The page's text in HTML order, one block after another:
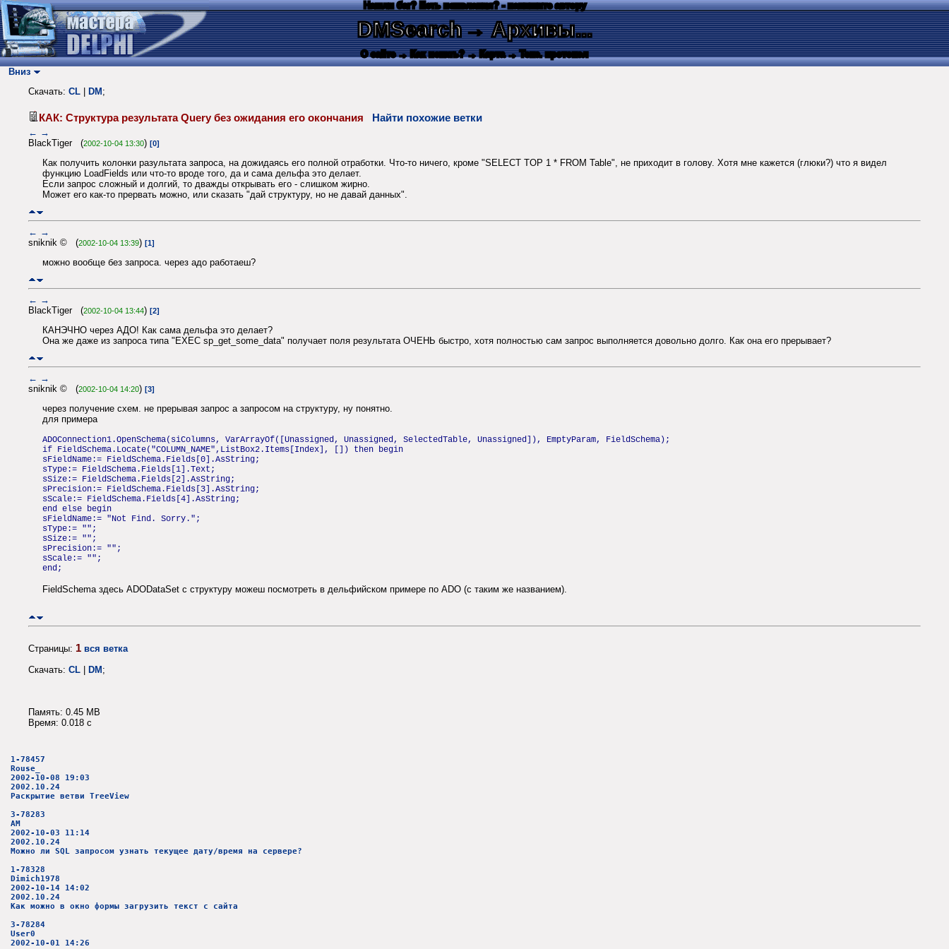
Нашли баг? Есть пожелания? - напишите автору
DMSearch→ Архивы...
О сайте → Как искать? → Карта → Текс. протокол
Вниз
Скачать: CL DM ;
КАК: Структура результата Query без ожидания его окончания Найти похожие ветки
← →
BlackTiger (2002-10-04 13:30) [0]
Как получить колонки разультата запроса, на дожидаясь его полной отработки. Что-то ничего, кроме "SELECT TOP 1 * FROM Table", не приходит в голову. Хотя мне кажется (глюки?) что я видел
функцию LoadFields или что-то вроде того, да и сама дельфа это делает.
Если запрос сложный и долгий, то дважды открывать его - слишком жирно.
Может его как-то прервать можно, или сказать "дай структуру, но не давай данных".
← →
sniknik © (2002-10-04 13:39) [1]
можно вообще без запроса. через адо работаеш?
← →
BlackTiger (2002-10-04 13:44) [2]
КАНЭЧНО через АДО! Как сама дельфа это делает?
Она же даже из запроса типа "EXEC sp_get_some_data" получает поля результата ОЧЕНЬ быстро, хотя полностью сам запрос выполняется довольно долго. Как она его прерывает?
← →
sniknik © (2002-10-04 14:20) [3]
через получение схем. не прерывая запрос а запросом на структуру, ну понятно.
для примера
ADOConnection1.OpenSchema(siColumns, VarArrayOf([Unassigned, Unassigned, SelectedTable, Unassigned]), EmptyParam, FieldSchema);
if FieldSchema.Locate("COLUMN_NAME",ListBox2.Items[Index], []) then begin
sFieldName:= FieldSchema.Fields[0].AsString;
sType:= FieldSchema.Fields[1].Text;
sSize:= FieldSchema.Fields[2].AsString;
sPrecision:= FieldSchema.Fields[3].AsString;
sScale:= FieldSchema.Fields[4].AsString;
end else begin
sFieldName:= "Not Find. Sorry.";
sType:= "";
sSize:= "";
sPrecision:= "";
sScale:= "";
end;
FieldSchema здесь ADODataSet c структуру можеш посмотреть в дельфийском примере по ADO (с таким же названием).
Страницы: 1 вся ветка
Скачать: CL | DM;
Память: 0.45 MB
Время: 0.018 c
1-78457
Rouse_
2002-10-08 19:03
2002.10.24
Раскрытие ветви TreeView
3-78283
AM
2002-10-03 11:14
2002.10.24
Можно ли SQL запросом узнать текущее дату/время на сервере?
1-78328
Dimich1978
2002-10-14 14:02
2002.10.24
Как можно в окно формы загрузить текст с сайта
3-78284
User0
2002-10-01 14:26